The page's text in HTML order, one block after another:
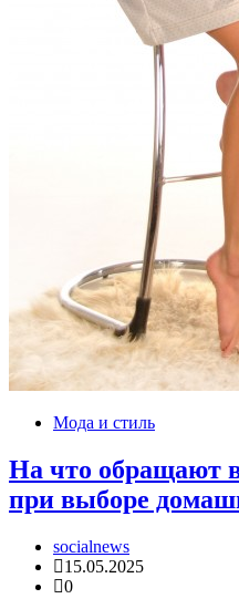
Мода и стиль
На что обращают
при выборе
socialnews
15.05.2025
0